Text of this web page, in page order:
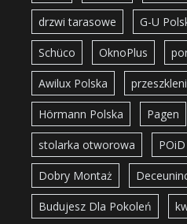
drzwi tarasowe G-U
Schüco OknoPlus
Awilux Polska
Hörmann Polska Pagen
stolarka otworowa POiD
Dobry Montaż
Budujesz Dla Pokoleń